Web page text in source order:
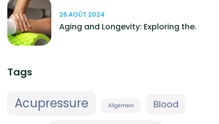
26 AOÛT 2024
Aging and Longevity: Exploring the.
Tags
Acupressure Allgemein Blood